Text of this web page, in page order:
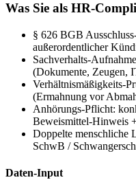
Was Sie als HR-
§ 626 BGB
außerordentlicher
Sachverhalts-
(Dokumente, Zeugen,
Verhältnismäßigkeits-
(Ermahnung vor
Anhörungs-Pflicht:
Beweismittel-Hinweis
Doppelte menschliche
SchwB /
Daten-Input